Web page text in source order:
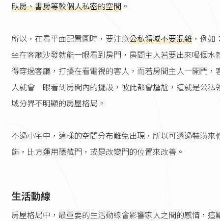
臥房、書房等較個人私密的空間 。
所以，在看平面配置圖時，要注意公私領域不要混雜 ，例如
坐在客廳沙發就能一眼看到房門，房間主人若要出來喝個水
得穿過客廳，打擾在看電視的客人，而若房間主人一開門，
人就會一眼看到房間內的擺設，彼此都會尷尬，這就是公私
域分界不明顯的房屋格局。
不過小宅中，這樣的空間分布難免出現，所以可透過裝潢來
飾，比方運用隱藏門，或是改變門的位置來改善。
生活動線
房屋格局中，最重要的生活動線會影響家人之間的感情，這